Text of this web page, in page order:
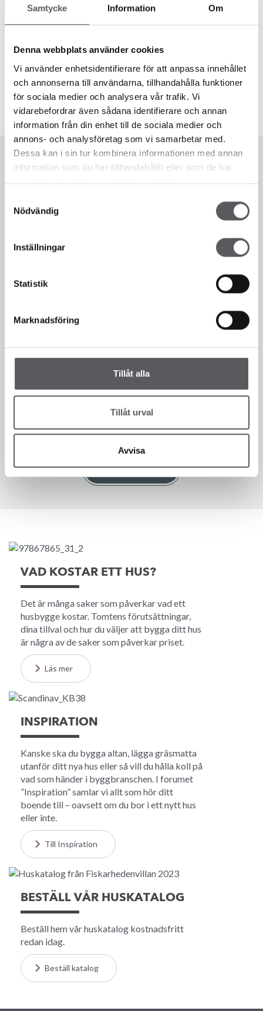
Samtycke Information Om
Denna webbplats använder cookies
Vi använder enhetsidentifierare för att anpassa innehållet
och annonserna till användarna, tillhandahålla funktioner
för sociala medier och analysera vår trafik. Vi
vidarebefordrar även sådana identifierare och annan
information från din enhet till de sociala medier och
annons- och analysföretag som vi samarbetar med.
Dessa kan i sin tur kombinera informationen med annan
information som du har tillhandahållit eller som de har
samlat in när du har använt deras tjänster.
Nödvändig
Inställningar
Statistik
Marknadsföring
Tillåt alla
Tillåt urval
Avvisa
HUS 73
164.9m²
Vi finns här för dig!
vi bygger alla våra hus på plats på kundens tomt, en bräda i taget.
Detta gör att du som kund till Fiskarhedenvillan kan vara med och
väljer att kalla vår flexibilitet för frihet, en frihet som för dig som
kund innebär att du själv får välja.
KONTAKTA OSS
VAD KOSTAR ETT HUS?
Det är många saker som påverkar vad ett
husbygge kostar. Tomtens förutsättningar,
dina tillval och hur du väljer att bygga ditt hus
är några av de saker som påverkar priset.
Läs mer
INSPIRATION
Kanske ska du bygga altan, lägga gräsmatta
utanför ditt nya hus eller så vill du hålla koll på
vad som händer i byggbranschen. I forumet
”Inspiration” samlar vi allt som hör ditt
boende till – oavsett om du bor i ett nytt hus
eller inte.
Till Inspiration
BESTÄLL VÅR HUSKATALOG
Beställ hem vår huskatalog kostnadsfritt
redan idag.
Beställ katalog